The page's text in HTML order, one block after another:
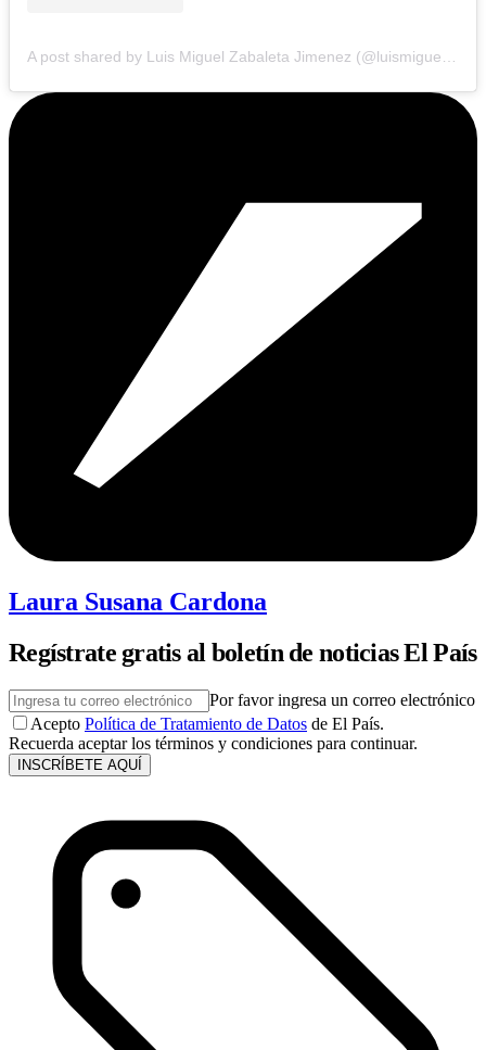
A post shared by Luis Miguel Zabaleta Jimenez (@luismiguelzabaletajimenez)
Laura Susana Cardona
Regístrate gratis al boletín de noticias El País
Por favor ingresa un correo electrónico
Acepto Política de Tratamiento de Datos de El País.
Recuerda aceptar los términos y condiciones para continuar.
INSCRÍBETE AQUÍ